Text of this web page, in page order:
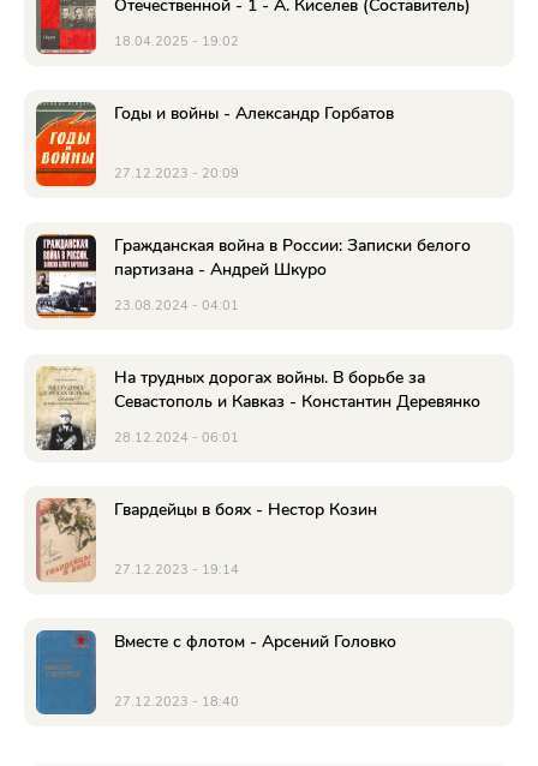
Отечественной - 1 - А. Киселев (Составитель)
18.04.2025 - 19:02
Годы и войны - Александр Горбатов
27.12.2023 - 20:09
Гражданская война в России: Записки белого
партизана - Андрей Шкуро
23.08.2024 - 04:01
На трудных дорогах войны. В борьбе за
Севастополь и Кавказ - Константин Деревянко
28.12.2024 - 06:01
Гвардейцы в боях - Нестор Козин
27.12.2023 - 19:14
Вместе с флотом - Арсений Головко
27.12.2023 - 18:40